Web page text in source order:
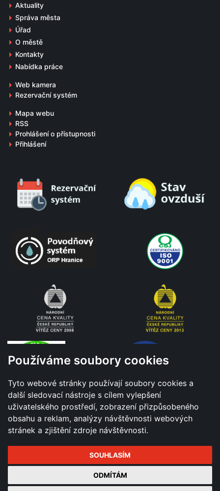
Používáme soubory cookies
Tyto webové stránky používají soubory cookies a
další sledovací nástroje s cílem vylepšení
uživatelského prostředí, zobrazení přizpůsobeného
obsahu a reklam, analýzy návštěvnosti webových
stránek a zjištění zdroje návštěvnosti.
SOUHLASÍM
ODMÍTÁM
Aktuality
Správa města
Úřad
O městě
Kontakty
Nabídka práce
Web kamera
Rezervační systém
Mapa webu
RSS
Prohlášení o přístupnosti
Přihlášení
Všechna práva vyhrazena - Město Hranice © 2026 |
Změnit nastavení cookies